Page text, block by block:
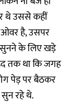
थे उससे कहीं
है, उसपर
के लिए खड़े
तक था कि जगह
पेड़ पर बैठकर
रहे थे.